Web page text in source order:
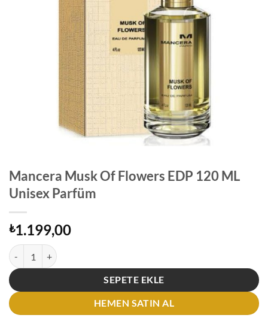
Mancera Musk Of Flowers EDP 120 ML
Unisex Parfüm
₺1.199,00
Mancera Musk Of Flowers EDP 120 ML Unisex Parfüm adet
SEPETE EKLE
HEMEN SATIN AL